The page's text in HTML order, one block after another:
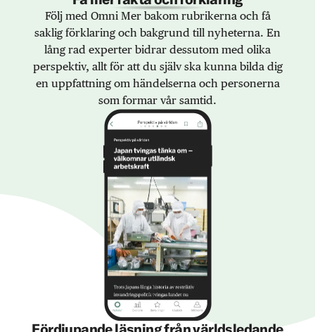
Följ med Omni Mer bakom rubrikerna och få
saklig förklaring och bakgrund till nyheterna. En
lång rad experter bidrar dessutom med olika
perspektiv, allt för att du själv ska kunna bilda dig
en uppfattning om händelserna och personerna
som formar vår samtid.